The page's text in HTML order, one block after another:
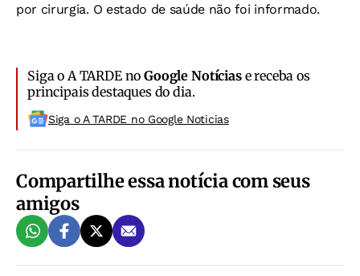
por cirurgia. O estado de saúde não foi informado.
Siga o A TARDE noGoogle Notíciase receba os
principais destaques do dia.
Siga o A TARDE no Google Noticias
Compartilhe essa notícia com seus
amigos